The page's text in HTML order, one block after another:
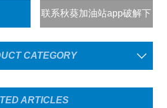
联系秋葵加油站app破解下
载
CATEGORY
ARTICLES